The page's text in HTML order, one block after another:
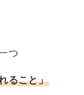
つ
ること」